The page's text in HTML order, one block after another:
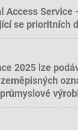
Access Service
se prioritních
2025 lze